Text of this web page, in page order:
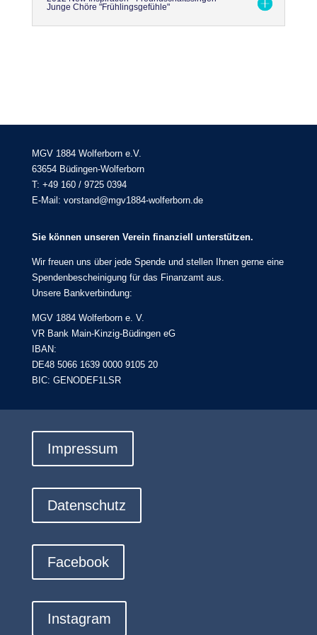
Junge Chöre "Frühlingsgefühle"
MGV 1884 Wolferborn e.V.
63654 Büdingen-Wolferborn
T: +49 160 / 9725 0394
E-Mail: vorstand@mgv1884-wolferborn.de
Sie können unseren Verein finanziell unterstützen.
Wir freuen uns über jede Spende und stellen Ihnen gerne eine
Spendenbescheinigung für das Finanzamt aus.
Unsere Bankverbindung:
MGV 1884 Wolferborn e. V.
VR Bank Main-Kinzig-Büdingen eG
IBAN:
DE48 5066 1639 0000 9105 20
BIC: GENODEF1LSR
Impressum
Datenschutz
Facebook
Instagram